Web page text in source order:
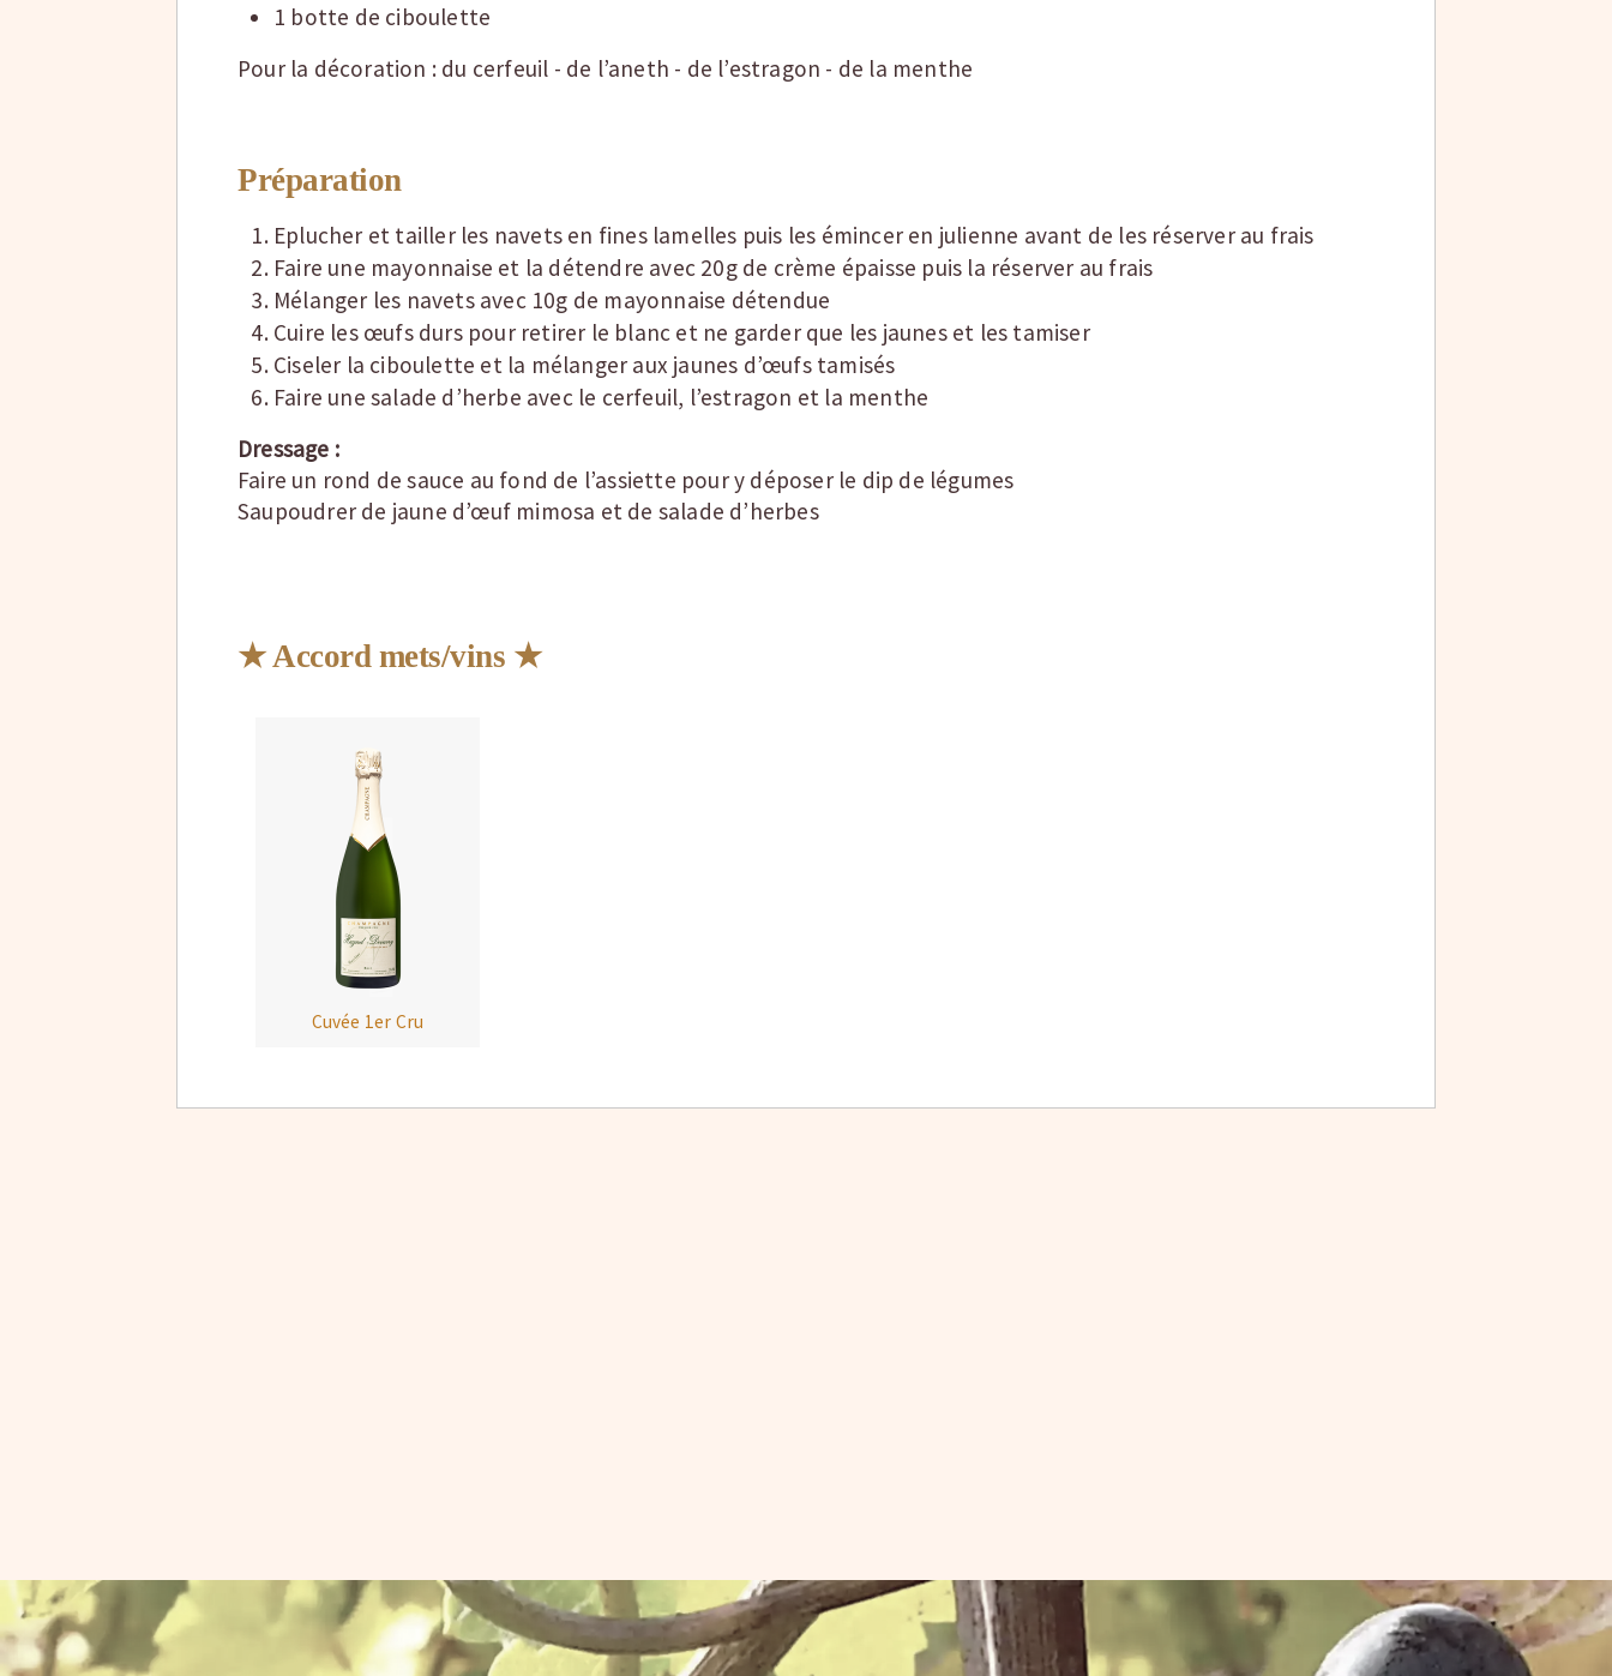
1 botte de ciboulette
Pour la décoration : du cerfeuil - de l’aneth - de l’estragon - de la menthe
Préparation
Eplucher et tailler les navets en fines lamelles puis les émincer en julienne avant de les réserver au frais
Faire une mayonnaise et la détendre avec 20g de crème épaisse puis la réserver au frais
Mélanger les navets avec 10g de mayonnaise détendue
Cuire les œufs durs pour retirer le blanc et ne garder que les jaunes et les tamiser
Ciseler la ciboulette et la mélanger aux jaunes d’œufs tamisés
Faire une salade d’herbe avec le cerfeuil, l’estragon et la menthe
Dressage :
Faire un rond de sauce au fond de l’assiette pour y déposer le dip de légumes
Saupoudrer de jaune d’œuf mimosa et de salade d’herbes
★ Accord mets/vins ★
Cuvée 1er Cru